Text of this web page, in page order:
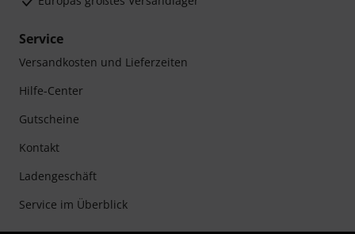
Service
Versandkosten und Lieferzeiten
Hilfe-Center
Gutscheine
Kontakt
Ladengeschäft
Service im Überblick